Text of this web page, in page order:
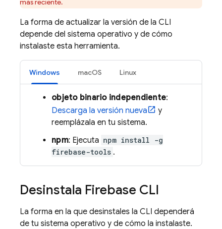
más reciente.
La forma de actualizar la versión de la CLI
depende del sistema operativo y de cómo
instalaste esta herramienta.
Windows macOS Linux
objeto binario independiente:
Descarga la versión nueva
y
reemplázala en tu sistema.
npm: Ejecuta npm install -g
firebase-tools .
Desinstala Firebase CLI
La forma en la que desinstales la CLI dependerá
de tu sistema operativo y de cómo la instalaste.